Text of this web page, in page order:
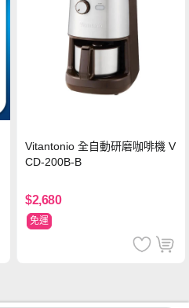
Vitantonio 全自動研磨咖啡機 V
CD-200B-B
$2,680
免運